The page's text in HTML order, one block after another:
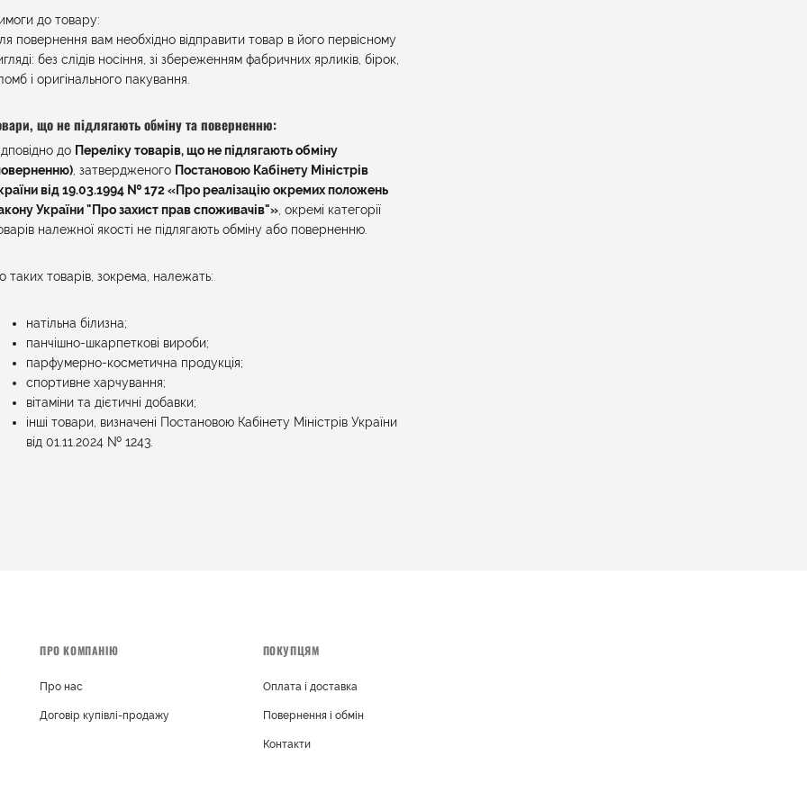
до товару:
повернення вам необхідно відправити товар в його первісному
без слідів носіння, зі збереженням фабричних ярликів, бірок,
і оригінального пакування.
що не підлягають обміну та поверненню:
до Переліку товарів, що не підлягають обміну
, затвердженого Постановою Кабінету Міністрів
від19.03.1994 № 172 «Про реалізацію окремих положень
України "Про захист прав споживачів"» , окремі категорії
належної якості не підлягають обміну або поверненню.
таких товарів, зокрема, належать:
натільна білизна;
панчішно-шкарпеткові вироби;
парфумерно-косметична продукція;
спортивне харчування;
вітаміни та дієтичні добавки;
інші товари, визначені Постановою Кабінету Міністрів України
від 01.11.2024 № 1243.
ПРО КОМПАНІЮ
Про нас
Договір купівлі-продажу
ПОКУПЦЯМ
Оплата і доставка
Повернення і обмін
Контакти